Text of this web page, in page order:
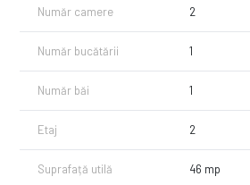
Număr camere 2
Număr bucătării 1
Număr băi 1
Etaj 2
Suprafață utilă 46 mp